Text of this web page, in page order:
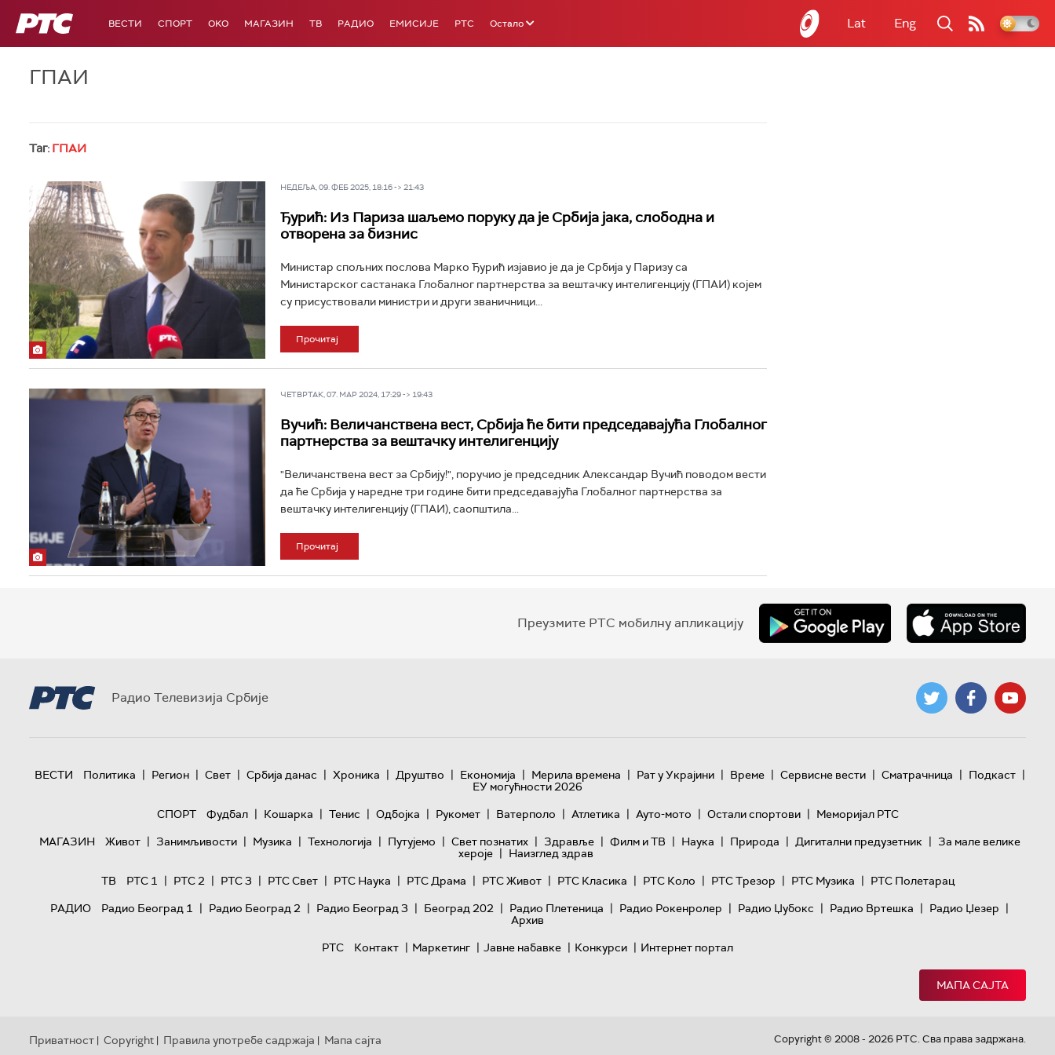
РТС ВЕСТИ СПОРТ OKO МАГАЗИН ТВ РАДИО ЕМИСИЈЕ РТС Остало Lat Eng
ГПАИ
Таг: ГПАИ
НЕДЕЉА, 09. ФЕБ 2025, 18:16 -> 21:43
Ђурић: Из Париза шаљемо поруку да је Србија јака, слободна и
отворена за бизнис
Министар спољних послова Марко Ђурић изјавио је да је Србија у Паризу са
Министарског састанака Глобалног партнерства за вештачку интелигенцију (ГПАИ) којем
су присуствовали министри и други званичници...
Прочитај
ЧЕТВРТАК, 07. МАР 2024, 17:29 -> 19:43
Вучић: Величанствена вест, Србија ће бити председавајућа Глобалног
партнерства за вештачку интелигенцију
"Величанствена вест за Србију!", поручио је председник Александар Вучић поводом вести
да ће Србија у наредне три године бити председавајућa Глобалног партнерства за
вештачку интелигенцију (ГПАИ), саопштила...
Прочитај
Преузмите РТС мобилну апликацију
Радио Телевизија Србије
ВЕСТИ Политика | Регион | Свет | Србија данас | Хроника | Друштво | Економија | Мерила времена | Рат у Украјини | Време | Сервисне вести | Сматрачница | Подкаст |
ЕУ могућности 2026
СПОРТ
Фудбал | Кошарка | Тенис | Одбојка | Рукомет | Ватерполо | Атлетика | Ауто-мото | Остали спортови | Меморијал РТС
МАГАЗИН
Живот | Занимљивости | Музика | Технологијa | Путујемо | Свет познатих | Здравље | Филм и ТВ | Наука | Природа | Дигитални предузетник | За мале велике
хероје | Наизглед здрав
ТВ
РТС 1 | РТС 2 | РТС 3 | РТС Свет | РТС Наука | РТС Драма | РТС Живот | РТС Класика | РТС Коло | РТС Трезор | РТС Музика | РТС Полетарац
РАДИО
Радио Београд 1 | Радио Београд 2 | Радио Београд 3 | Београд 202 | Радио Плетеница | Радио Рокенролер | Радио Џубокс | Радио Вртешка | Радио Џезер |
Архив
РТС
Контакт | Маркетинг | Јавне набавке | Конкурси | Интернет портал
МАПА САЈТА
Приватност | Copyright | Правила употребе садржаја | Мапа сајта Copyright © 2008 - 2026 РТС. Сва права задржана.